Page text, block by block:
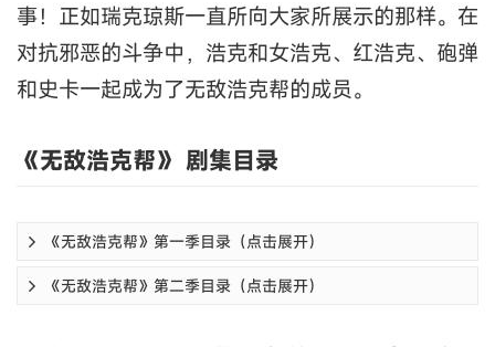
事！正如瑞克琼斯一直所向大家所展示的那样。在
对抗邪恶的斗争中，浩克和女浩克、红浩克、砲弹
和史卡一起成为了无敌浩克帮的成员。
《无敌浩克帮》 剧集目录
《无敌浩克帮》第一季目录（点击展开）
《无敌浩克帮》第二季目录（点击展开）